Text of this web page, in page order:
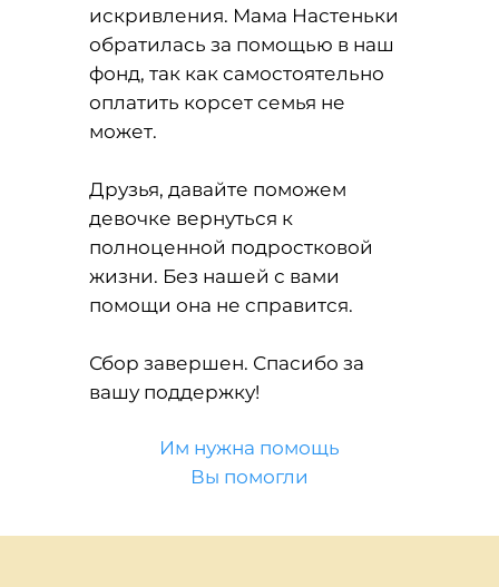
искривления. Мама Настеньки
обратилась за помощью в наш
фонд, так как самостоятельно
оплатить корсет семья не
может.
Друзья, давайте поможем
девочке вернуться к
полноценной подростковой
жизни. Без нашей с вами
помощи она не справится.
Сбор завершен. Спасибо за
вашу поддержку!
Им нужна помощь
Вы помогли